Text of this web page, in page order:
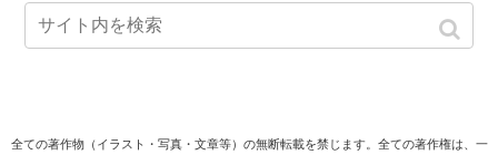
全ての著作物（イラスト・写真・文章等）の無断転載を禁じます。全ての著作権は、一